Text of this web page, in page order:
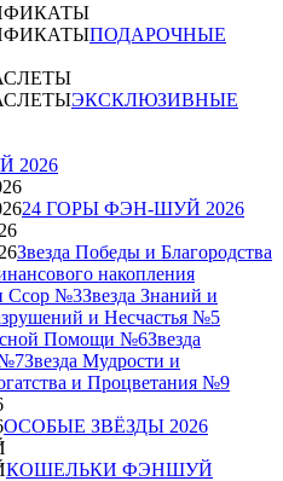
ПОДАРОЧНЫЕ
ЭКСКЛЮЗИВНЫЕ
2026
24 ГОРЫ ФЭН-ШУЙ 2026
Звезда Победы и Благородства
накопления
Ссор №3Звезда Знаний и
и Несчастья №5
Помощи №6Звезда
Звезда Мудрости и
и Процветания №9
ОСОБЫЕ ЗВЁЗДЫ 2026
КОШЕЛЬКИ ФЭНШУЙ